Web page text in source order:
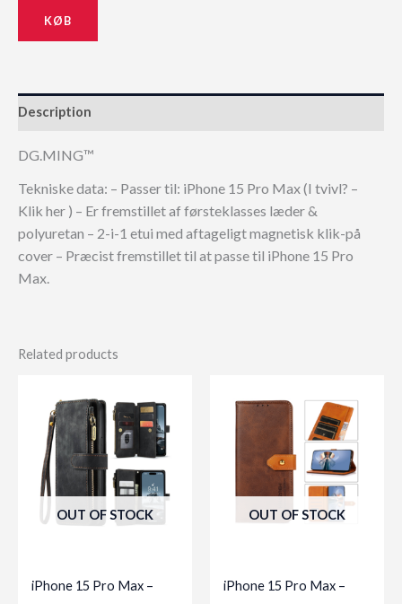
KØB
Description
DG.MING™
Tekniske data: – Passer til: iPhone 15 Pro Max (I tvivl? –
Klik her ) – Er fremstillet af førsteklasses læder &
polyuretan – 2-i-1 etui med aftageligt magnetisk klik-på
cover – Præcist fremstillet til at passe til iPhone 15 Pro
Max.
Related products
OUT OF STOCK
iPhone 15 Pro Max –
OUT OF STOCK
iPhone 15 Pro Max –